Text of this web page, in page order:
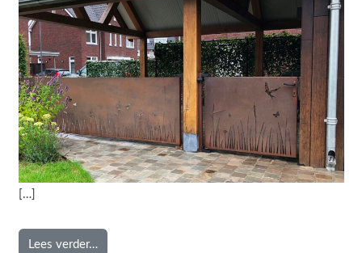
[…]
Lees verder…from Cortenstaal tuinpoort met zijstuk